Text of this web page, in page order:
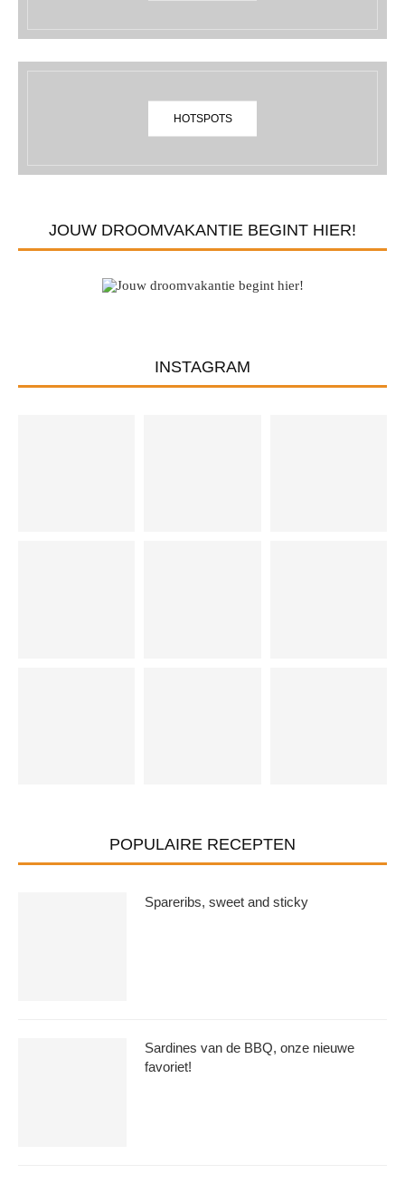
HOTSPOTS
JOUW DROOMVAKANTIE BEGINT HIER!
INSTAGRAM
POPULAIRE RECEPTEN
Spareribs, sweet and sticky
Sardines van de BBQ, onze nieuwe
favoriet!